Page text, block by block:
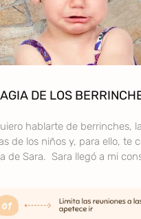
DE LOS
hablarte de berrinches,
de los niños y, para ello, te
de Sara. Sara llegó a mi